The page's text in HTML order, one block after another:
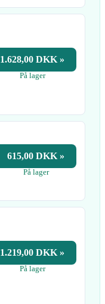
1.628,00 DKK »
På lager
615,00 DKK »
På lager
1.219,00 DKK »
På lager